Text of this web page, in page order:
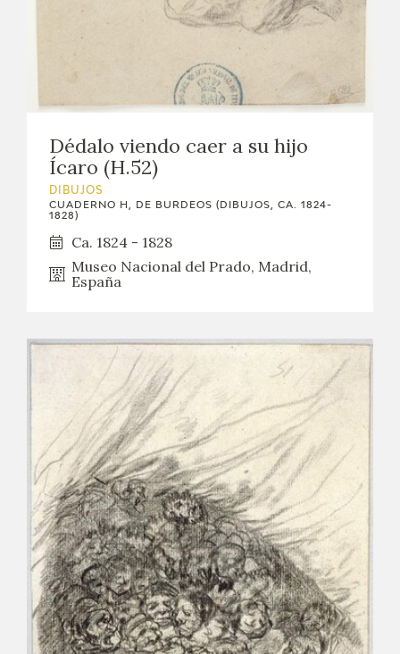
Dédalo viendo caer a su hijo
Ícaro (H.52)
DIBUJOS
CUADERNO H, DE BURDEOS (DIBUJOS, CA. 1824-
1828)
Ca. 1824 - 1828
Museo Nacional del Prado, Madrid,
España